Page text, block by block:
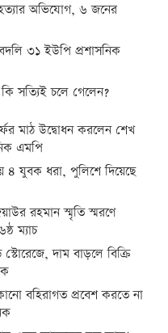
হত্যার অভিযোগ, ৬ জনের
৩১ ইউপি প্রশাসনিক
সত্যিই চলে গেলেন?
মাঠ উদ্বোধন করলেন শেখ
এমপি
৪ যুবক ধরা, পুলিশে দিয়েছে
রহমান স্মৃতি স্মরণে
ম্যাচ
দাম বাড়লে বিক্রি
বহিরাগত প্রবেশ করতে না